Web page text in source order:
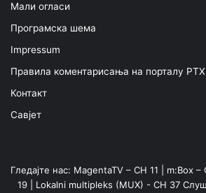
Мали огласи
Програмска шема
Impressum
Правила коментарисања на порталу
Контакт
Савјет
Гледајте нас: MagentaTV – CH 11 | m:Box –
19 | Lokalni multipleks (MUX) - CH 37